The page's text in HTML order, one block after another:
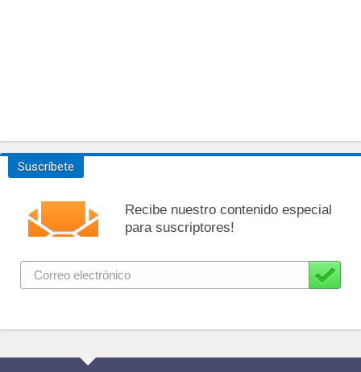
Suscríbete
Recibe nuestro contenido especial
para suscriptores!